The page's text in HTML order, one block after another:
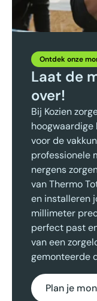
Ontdek onze
Laat de
over!
Bij Kozien
hoogwaardige
voor de
professionele
nergens
van Thermo
en installeren
millimeter
perfect past
van een
gemonteerde
Plan je